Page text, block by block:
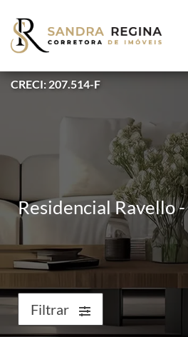
CRECI: 207.514-F
Residencial Ravello
Filtrar